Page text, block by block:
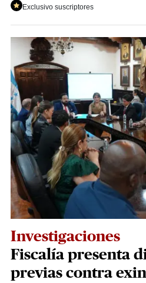
Exclusivo suscriptores
Investigaciones
Fiscalía presenta
previas contra